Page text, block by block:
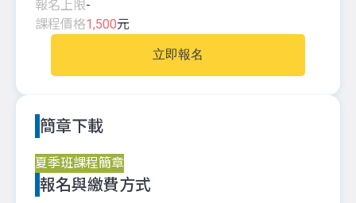
報名上限-
課程價格1,500元
立即報名
簡章下載
夏季班課程簡章
報名與繳費方式